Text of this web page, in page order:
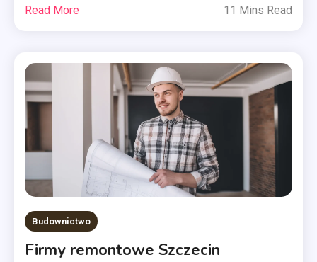
Read More 11 Mins Read
Budownictwo
Firmy remontowe Szczecin